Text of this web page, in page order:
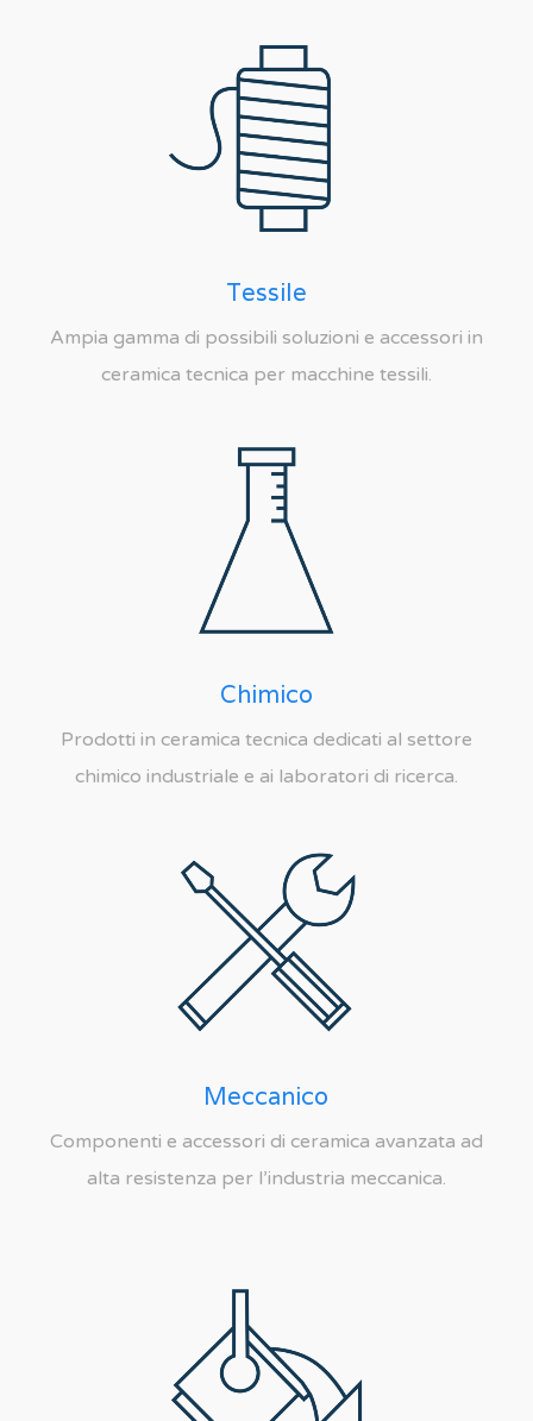
Tessile
Ampia gamma di possibili soluzioni e accessori in
ceramica tecnica per macchine tessili.
Chimico
Prodotti in ceramica tecnica dedicati al settore
chimico industriale e ai laboratori di ricerca.
Meccanico
Componenti e accessori di ceramica avanzata ad
alta resistenza per l’industria meccanica.